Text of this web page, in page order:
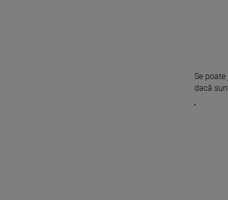
Se
dacă